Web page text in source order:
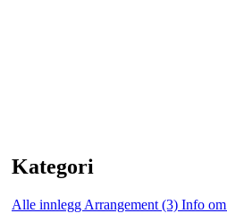
Kategori
Alle innlegg Arrangement (3) Info